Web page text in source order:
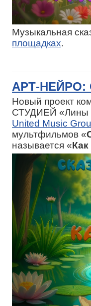
Музыкальная
площадках.
АРТ-
Новый проект
СТУДИЕЙ «Лины
United Music
мультфильмов «
называется «